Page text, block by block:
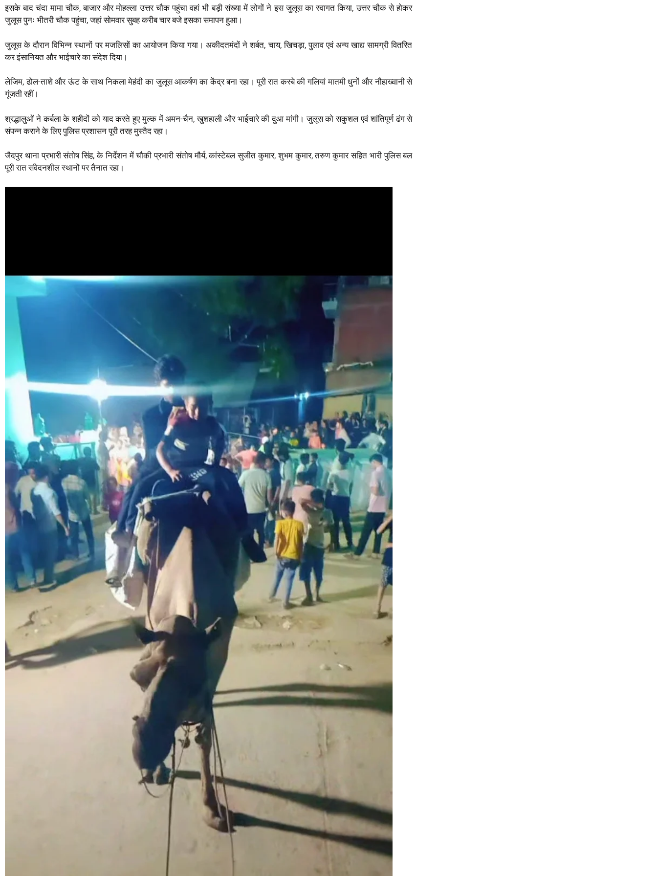
इसके बाद चंदा मामा चौक, बाजार और मोहल्ला उत्तर चौक पहुंचा वहां भी बड़ी संख्या में लोगों ने इस जुलूस का स्वागत किया, उत्तर चौक से होकर
जुलूस पुनः भीतरी चौक पहुंचा, जहां सोमवार सुबह करीब चार बजे इसका समापन हुआ।
जुलूस के दौरान विभिन्न स्थानों पर मजलिसों का आयोजन किया गया। अकीदतमंदों ने शर्बत, चाय, खिचड़ा, पुलाव एवं अन्य खाद्य सामग्री वितरित
कर इंसानियत और भाईचारे का संदेश दिया।
लेजिम, ढोल-ताशे और ऊंट के साथ निकला मेहंदी का जुलूस आकर्षण का केंद्र बना रहा। पूरी रात कस्बे की गलियां मातमी धुनों और नौहाख्वानी से
गूंजती रहीं।
श्रद्धालुओं ने कर्बला के शहीदों को याद करते हुए मुल्क में अमन-चैन, खुशहाली और भाईचारे की दुआ मांगी। जुलूस को सकुशल एवं शांतिपूर्ण ढंग से
संपन्न कराने के लिए पुलिस प्रशासन पूरी तरह मुस्तैद रहा।
जैदपुर थाना प्रभारी संतोष सिंह, के निर्देशन में चौकी प्रभारी संतोष मौर्य, कांस्टेबल सुजीत कुमार, शुभम कुमार, तरुण कुमार सहित भारी पुलिस बल
पूरी रात संवेदनशील स्थानों पर तैनात रहा।